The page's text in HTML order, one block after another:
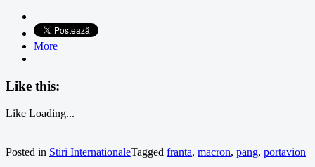
More
Like this:
Like Loading...
Posted in Stiri InternationaleTagged franta, macron, pang, portavion